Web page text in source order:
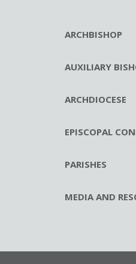
ARCHBISHOP
AUXILIARY
ARCHDIOCESE
EPISCOPAL
PARISHES
MEDIA AND